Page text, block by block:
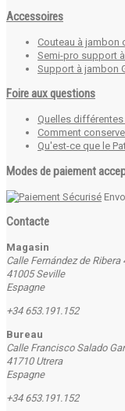
Accessoires
Couteau à jambon
Semi-pro support
Support à jambon
Foire aux questions
Quelles
Comment
Qu'est-ce que le
Modes de paiement
Contacte
Magasin
Calle Fernández de Ribera
41005 Seville
Espagne
+34 653.191.152
Bureau
Calle Francisco Salado
41710 Utrera
Espagne
+34 653.191.152